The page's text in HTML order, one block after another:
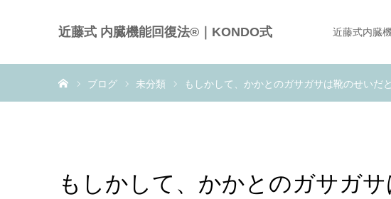
近藤式 内臓機能回復法®｜KONDO式 近藤式内臓
ブログ 未分類 もしかして、かかとのガサガサは靴のせいだ
もしかして、かかとのガサガ